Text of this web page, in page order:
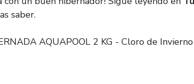
saber.
AQUAPOOL 2 KG - Cloro de